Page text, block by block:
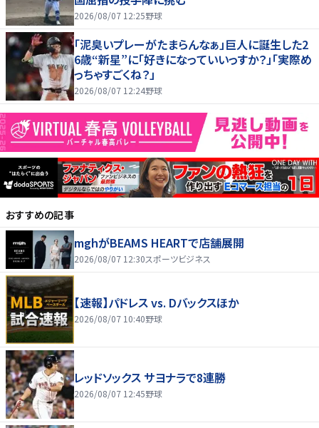
2026/08/07 12:25野球
「泥臭いプレーがたまらんなぁ」巨人に誕生した2
6歳“新星”に「好きになっていいっすか？」「実際め
っちゃすごくね？」
2026/08/07 12:24野球
おすすめの記事
mghがBEAMS HEARTで店舗展開
2026/08/07 12:30スポーツビジネス
【速報】パドレス vs. Dバックスほか
2026/08/07 10:40野球
レッドソックス サヨナラで8連勝
2026/08/07 12:45野球